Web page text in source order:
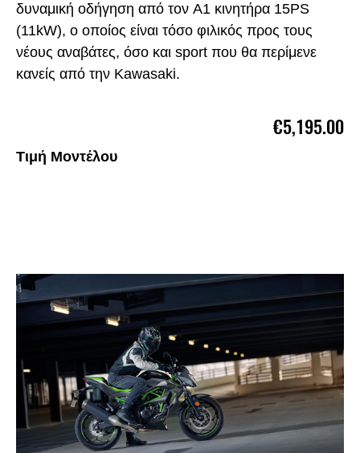
δυναμική οδήγηση από τον A1 κινητήρα 15PS
(11kW), ο οποίος είναι τόσο φιλικός προς τους
νέους αναβάτες, όσο και sport που θα περίμενε
κανείς από την Kawasaki.
€5,195.00
Τιμή Μοντέλου